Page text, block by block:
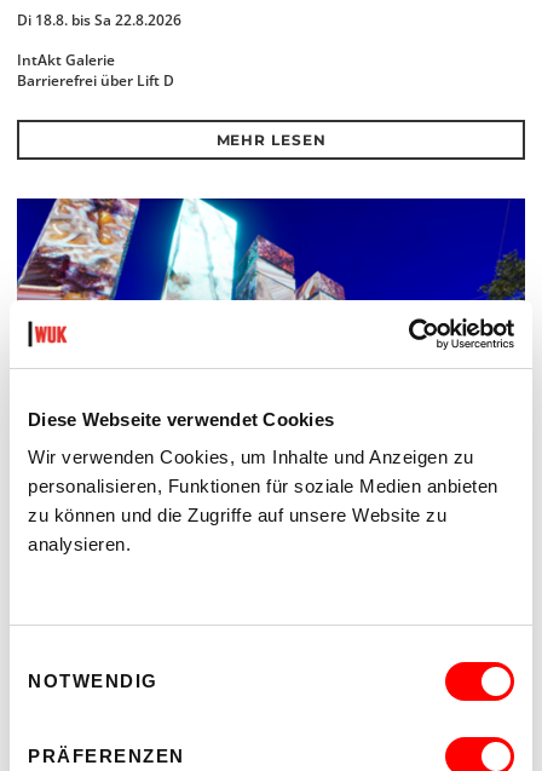
Diese Webseite verwendet Cookies
Wir verwenden Cookies, um Inhalte und Anzeigen zu
personalisieren, Funktionen für soziale Medien anbieten
zu können und die Zugriffe auf unsere Website zu
analysieren.
NOTWENDIG
PRÄFERENZEN
Di 18.8. bis Sa 22.8.2026
IntAkt Galerie
Barrierefrei über Lift D
MEHR LESEN